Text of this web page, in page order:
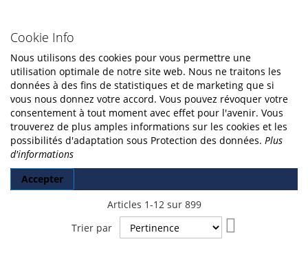
Cookie Info
Nous utilisons des cookies pour vous permettre une
utilisation optimale de notre site web. Nous ne traitons les
données à des fins de statistiques et de marketing que si
vous nous donnez votre accord. Vous pouvez révoquer votre
consentement à tout moment avec effet pour l'avenir. Vous
trouverez de plus amples informations sur les cookies et les
possibilités d'adaptation sous Protection des données. Plus
d'informations
Accepter
Articles 1-12sur 899
Trier par